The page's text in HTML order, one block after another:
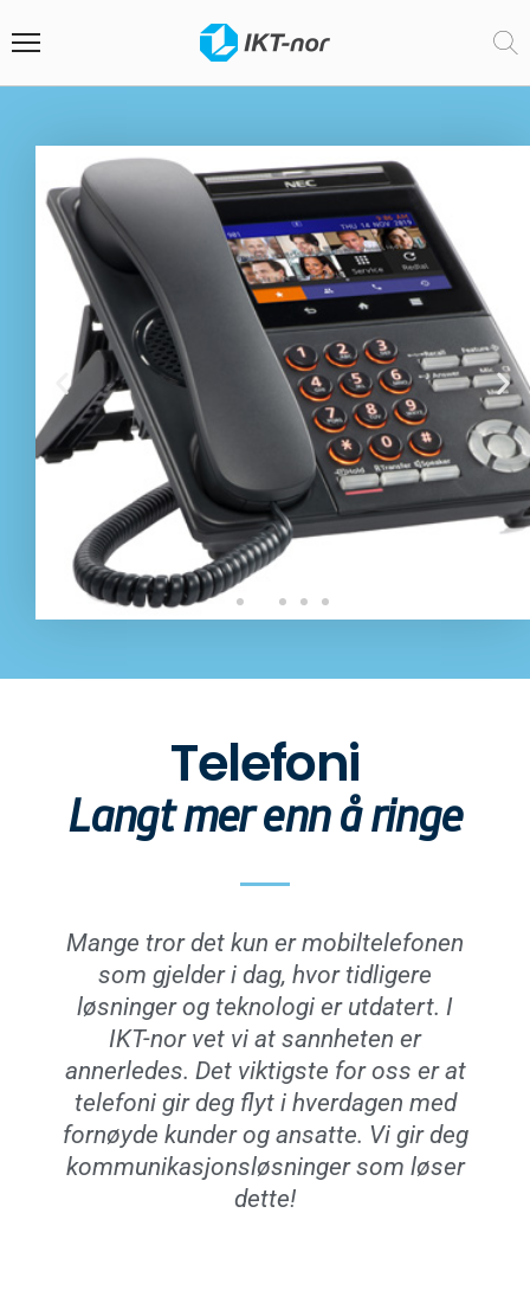
Telefoni
Langt mer enn å ringe
Mange tror det kun er mobiltelefonen
som gjelder i dag, hvor tidligere
løsninger og teknologi er utdatert. I
IKT-nor vet vi at sannheten er
annerledes. Det viktigste for oss er at
telefoni gir deg flyt i hverdagen med
fornøyde kunder og ansatte. Vi gir deg
kommunikasjonsløsninger som løser
dette!